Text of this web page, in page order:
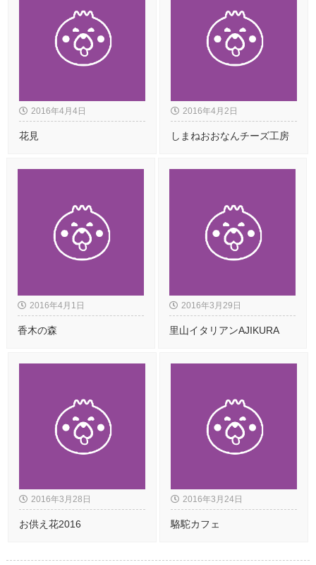
2016年4月4日
花見
2016年4月2日
しまねおおなんチーズ工房
2016年4月1日
香木の森
2016年3月29日
里山イタリアンAJIKURA
2016年3月28日
お供え花2016
2016年3月24日
駱駝カフェ